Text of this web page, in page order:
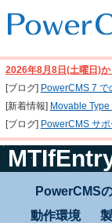
2026年8月8日(土曜日)
[ブログ] PowerCMS 7
[新着情報] Movable
[ブログ] PowerCMS サ
PowerCMS
動作環境